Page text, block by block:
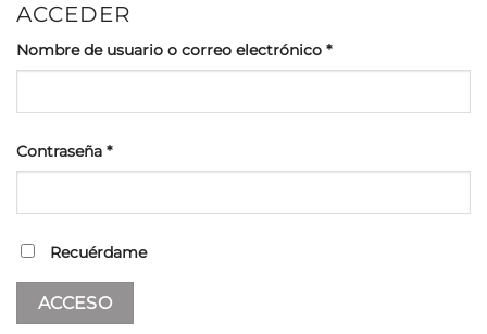
ACCEDER
Nombre de usuario o correo electrónico *Obligatorio
Contraseña *Obligatorio
Recuérdame
ACCESO